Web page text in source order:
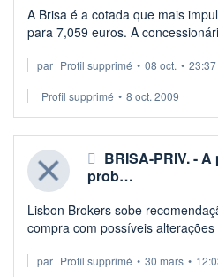
A Brisa é a cotada que mais
para 7,059 euros. A
7,231 euros. Os números animado
par Profil supprimé • 08 oct. • 23:37
Profil supprimé • 8 oct. 2009
BRISA-PRIV. -
prob…
Lisbon Brokers sobe
compra com possíveis
recomendação da Brisa para
par Profil supprimé • 30 mars •